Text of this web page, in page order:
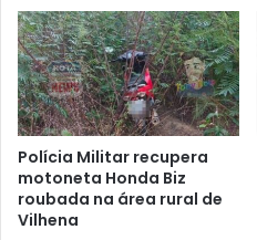
Polícia Militar recupera
motoneta Honda Biz
roubada na área rural de
Vilhena